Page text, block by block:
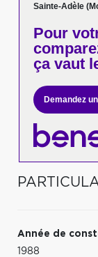
Sainte-Adèle
Pour
ça vaut
Demandez
Année de
1988